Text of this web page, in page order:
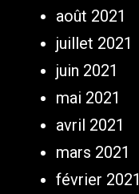
août 2021
juillet 2021
juin 2021
mai 2021
avril 2021
mars 2021
février 2021